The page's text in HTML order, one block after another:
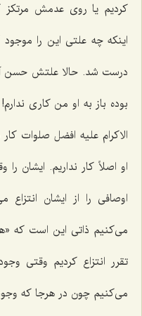
کردیم یا روی عدمش مرتکز
اینکه چه علتی این را
درست شد. حالا علتش حسن
بوده باز به او من کاری
الاکرام علیه افضل صلوات
او اصلاً کار نداریم. ایشان
اوصافی را از ایشان
می‌کنیم ذاتی این است که «
تقرر انتزاع کردیم وقتی
می‌کنیم چون در هرجا که